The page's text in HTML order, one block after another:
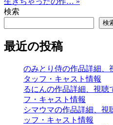
検索
検
最近の投稿
のみとり侍の作品詳細、
タッフ・キャスト情報
るにんの作品詳細、視聴
フ・キャスト情報
シマウマの作品詳細、視
ッフ・キャスト情報